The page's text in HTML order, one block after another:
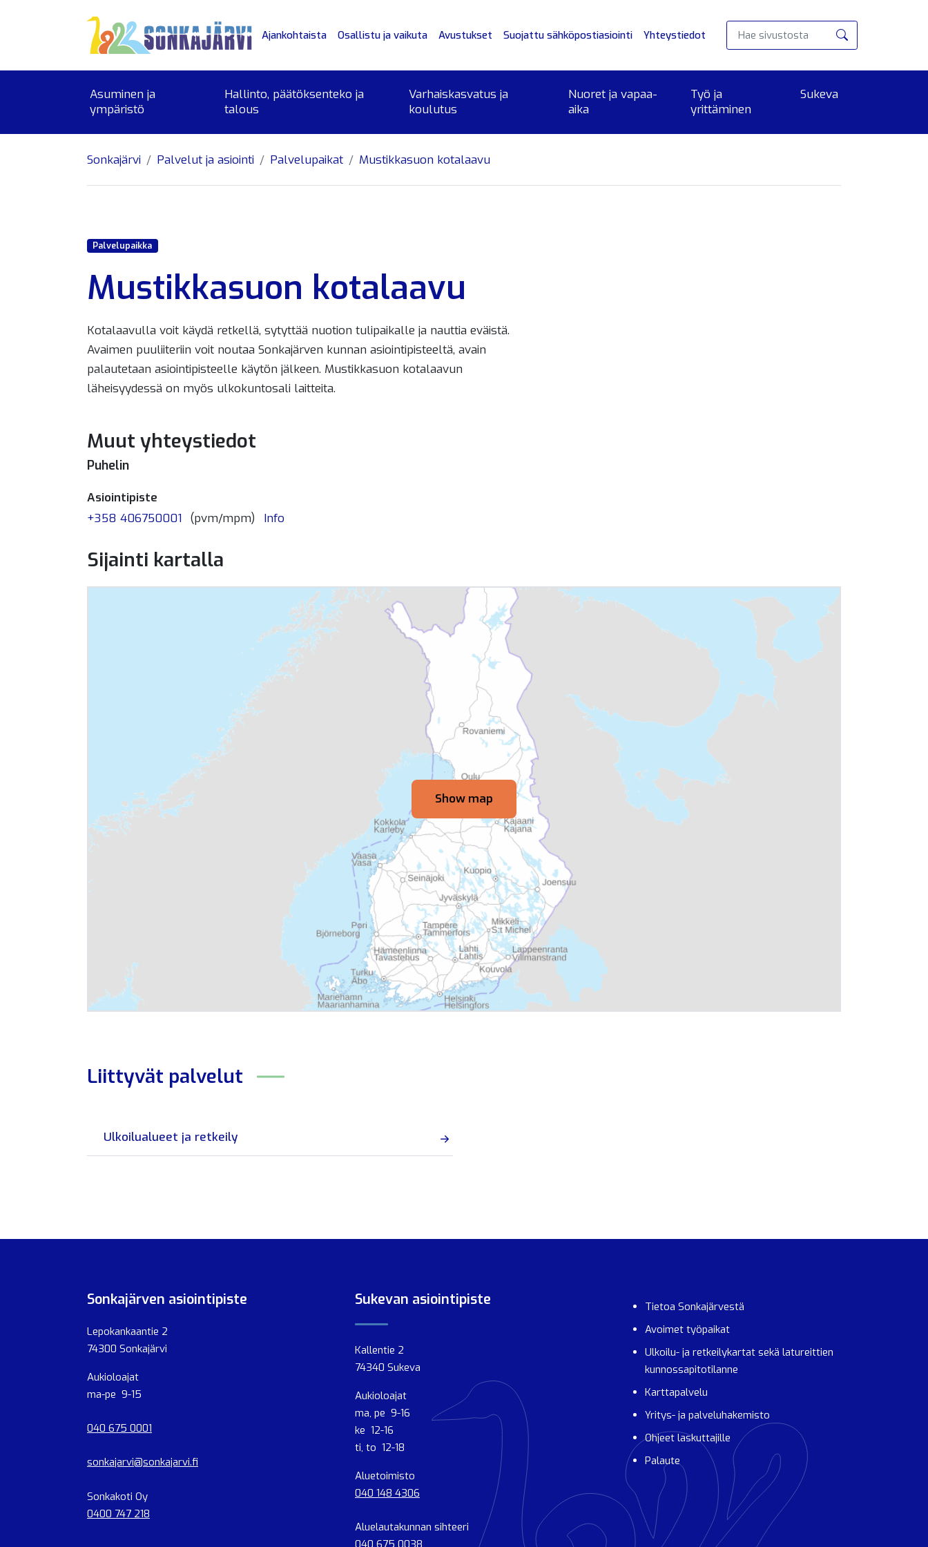
Ajankohtaista Osallistu ja vaikuta Avustukset Suojattu sähköpostiasiointi Yhteystiedot
Hae
Asuminen ja
ympäristö
Hallinto, päätöksenteko ja
talous
Varhaiskasvatus ja
koulutus
Nuoret ja vapaa-
aika
Työ ja
yrittäminen
Sukeva
Sonkajärvi Palvelut ja asiointi Palvelupaikat Mustikkasuon kotalaavu
Palvelupaikka
Mustikkasuon kotalaavu
Kotalaavulla voit käydä retkellä, sytyttää nuotion tulipaikalle ja nauttia eväistä.
Avaimen puuliiteriin voit noutaa Sonkajärven kunnan asiointipisteeltä, avain
palautetaan asiointipisteelle käytön jälkeen. Mustikkasuon kotalaavun
läheisyydessä on myös ulkokuntosali laitteita.
Muut yhteystiedot
Puhelin
Asiointipiste
+358 406750001
(pvm/mpm) Info
Sijainti kartalla
Show map
Liittyvät palvelut
Ulkoilualueet ja retkeily
Sonkajärven asiointipiste
Lepokankaantie 2
74300 Sonkajärvi
Aukioloajat
ma-pe 9-15
040 675 0001
sonkajarvi@sonkajarvi.fi
Sonkakoti Oy
0400 747 218
Sukevan asiointipiste
Kallentie 2
74340 Sukeva
Aukioloajat
ma, pe 9-16
ke 12-16
ti, to 12-18
Aluetoimisto
040 148 4306
Aluelautakunnan sihteeri
040 675 0038
Tietoa Sonkajärvestä
Avoimet työpaikat
Ulkoilu- ja retkeilykartat sekä latureittien
kunnossapitotilanne
Karttapalvelu
Yritys- ja palveluhakemisto
Ohjeet laskuttajille
Palaute